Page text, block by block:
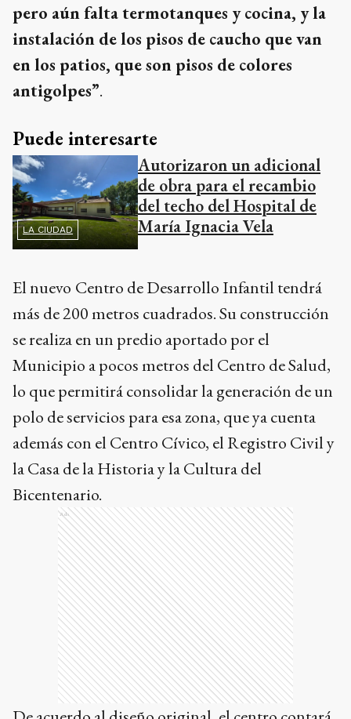
pero aún falta termotanques y cocina, y la
instalación de los pisos de caucho que van
en los patios, que son pisos de colores
antigolpes”.
Puede interesarte
LA CIUDAD
Autorizaron un adicional
de obra para el recambio
del techo del Hospital de
María Ignacia Vela
El nuevo Centro de Desarrollo Infantil tendrá
más de 200 metros cuadrados. Su construcción
se realiza en un predio aportado por el
Municipio a pocos metros del Centro de Salud,
lo que permitirá consolidar la generación de un
polo de servicios para esa zona, que ya cuenta
además con el Centro Cívico, el Registro Civil y
la Casa de la Historia y la Cultura del
Bicentenario.
Ads